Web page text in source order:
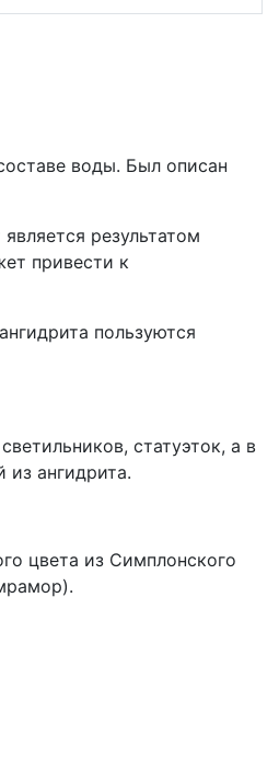
воды. Был описан
результатом
привести к
пользуются
статуэток, а в
из ангидрита.
цвета из Симплонского